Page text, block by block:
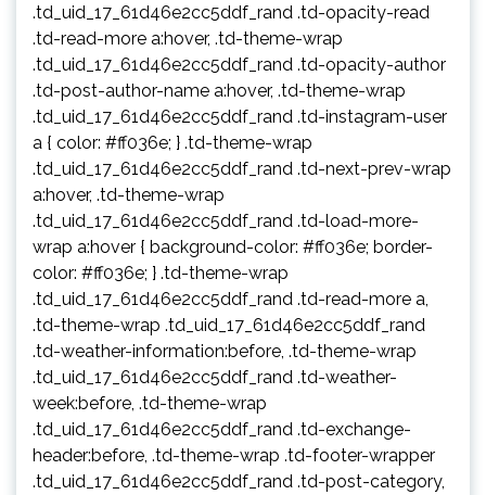
.td_uid_17_61d46e2cc5ddf_rand .td-opacity-read
.td-read-more a:hover, .td-theme-wrap
.td_uid_17_61d46e2cc5ddf_rand .td-opacity-author
.td-post-author-name a:hover, .td-theme-wrap
.td_uid_17_61d46e2cc5ddf_rand .td-instagram-user
a { color: #ff036e; } .td-theme-wrap
.td_uid_17_61d46e2cc5ddf_rand .td-next-prev-wrap
a:hover, .td-theme-wrap
.td_uid_17_61d46e2cc5ddf_rand .td-load-more-
wrap a:hover { background-color: #ff036e; border-
color: #ff036e; } .td-theme-wrap
.td_uid_17_61d46e2cc5ddf_rand .td-read-more a,
.td-theme-wrap .td_uid_17_61d46e2cc5ddf_rand
.td-weather-information:before, .td-theme-wrap
.td_uid_17_61d46e2cc5ddf_rand .td-weather-
week:before, .td-theme-wrap
.td_uid_17_61d46e2cc5ddf_rand .td-exchange-
header:before, .td-theme-wrap .td-footer-wrapper
.td_uid_17_61d46e2cc5ddf_rand .td-post-category,